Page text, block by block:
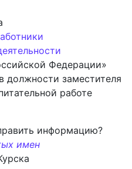
Федерации»
должности заместителя
работе
информацию?
имен